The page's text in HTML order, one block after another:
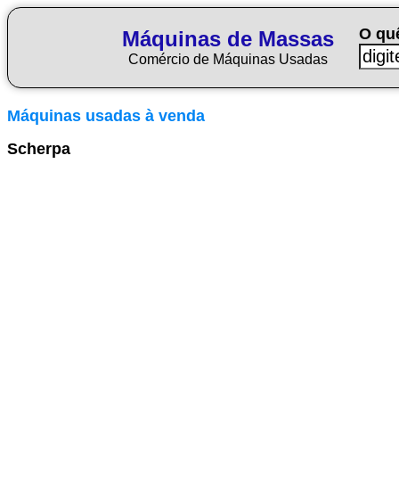
Máquinas de Massas
Comércio de Máquinas Usadas
O
Máquinas usadas à venda
Scherpa